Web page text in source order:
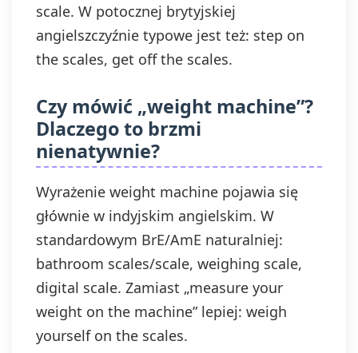
scale. W potocznej brytyjskiej
angielszczyźnie typowe jest też: step on
the scales, get off the scales.
Czy mówić „weight machine”?
Dlaczego to brzmi
nienatywnie?
Wyrażenie weight machine pojawia się
głównie w indyjskim angielskim. W
standardowym BrE/AmE naturalniej:
bathroom scales/scale, weighing scale,
digital scale. Zamiast „measure your
weight on the machine” lepiej: weigh
yourself on the scales.